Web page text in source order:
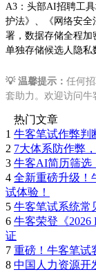
A3：头部AI招聘工
护法》、《网络安
署，数据存储全程
单独存储候选人隐私
💡 温馨提示： 任何
套助力。欢迎访问牛
热门文章
1 牛客笔试作弊判
2 7大体系防作弊
3 牛客AI简历筛选
4 全新重磅升级！
试体验！
5 牛客笔试系统常
6 牛客荣登《
证
7 重磅！牛客笔试
8 中国人力资源开